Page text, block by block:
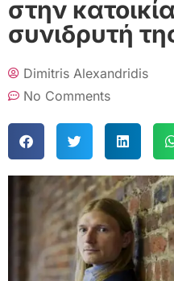
στην
συνιδρυτή
Dimitris Alexandridis
No Comments